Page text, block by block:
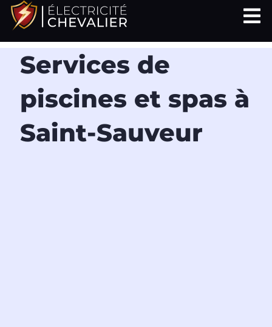
Aller
au
contenu
Services de
piscines et spas à
Saint-Sauveur